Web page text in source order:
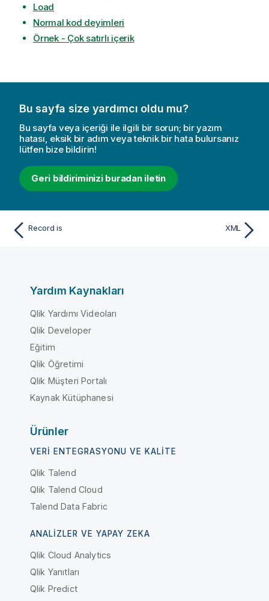
Load
Normal kod deyimleri
Örnek - Çok satırlı içerik
Bu sayfa size yardımcı oldu mu?
Bu sayfa veya içeriği ile ilgili bir sorun; bir yazım
hatası, eksik bir adım veya teknik bir hata bulursanız
lütfen bize bildirin!
Geri bildiriminizi buradan iletin
Record is XML
Yardım Kaynakları
Qlik Yardımı Videoları
Qlik Developer
Eğitim
Qlik Öğretimi
Qlik Müşteri Portalı
Kaynak Kütüphanesi
Ürünler
VERI ENTEGRASYONU VE KALITE
Qlik Talend
Qlik Talend Cloud
Talend Data Fabric
ANALIZLER VE YAPAY ZEKA
Qlik Cloud Analytics
Qlik Yanıtları
Qlik Predict